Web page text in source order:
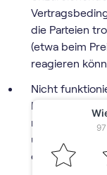
die Parteien
(etwa beim
reagieren
Nicht
Hier sollte ein
mit dem das
und der
erbrachten